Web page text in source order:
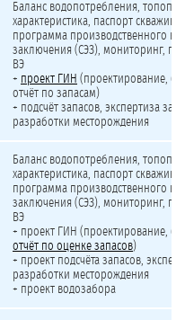
Баланс водопотребления,
характеристика, паспорт
программа производственного
заключения (СЭЗ), мониторинг,
ВЭ
+ проект ГИН (проектирование,
отчёт по запасам)
+ подсчёт запасов, экспертиза
разработки месторождения
Баланс водопотребления,
характеристика, паспорт
программа производственного
заключения (СЭЗ), мониторинг,
ВЭ
+ проект ГИН (проектирование,
отчёт по оценке запасов)
+ проект подсчёта запасов,
разработки месторождения
+ проект водозабора